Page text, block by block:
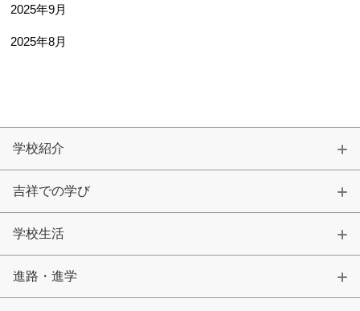
2025年9月
2025年8月
学校紹介
吉祥での学び
学校生活
進路・進学